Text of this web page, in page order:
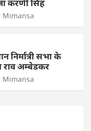
करणी सिंह
Mimansa
निर्मात्री सभा के
राव अम्बेडकर
Mimansa